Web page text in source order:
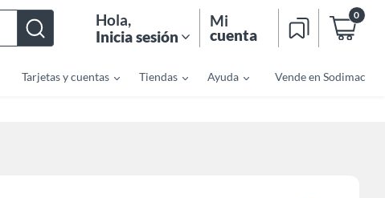
Hola,
Inicia sesión
Mi
cuenta
0
Tarjetas y cuentas Tiendas Ayuda Vende en Sodimac